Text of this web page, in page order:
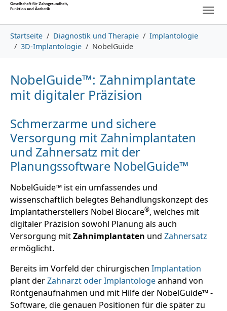
Skip to main content
Skip to page footer
Startseite Diagnostik und Therapie
Implantologie
3D-Implantologie
NobelGuide
NobelGuide™: Zahnimplantate
mit digitaler Präzision
Schmerzarme und sichere
Versorgung mit Zahnimplantaten
und Zahnersatz mit der
Planungssoftware NobelGuide™
NobelGuide™ ist ein umfassendes und
wissenschaftlich belegtes Behandlungskonzept des
Implantatherstellers Nobel Biocare®, welches mit
digitaler Präzision sowohl Planung als auch
Versorgung mitZahnimplantaten und Zahnersatz
ermöglicht.
Bereits im Vorfeld der chirurgischen Implantation
plant derZahnarzt oder Implantologeanhand von
Röntgenaufnahmen und mit Hilfe der NobelGuide™ -
Software, die genauen Positionen für die später zu